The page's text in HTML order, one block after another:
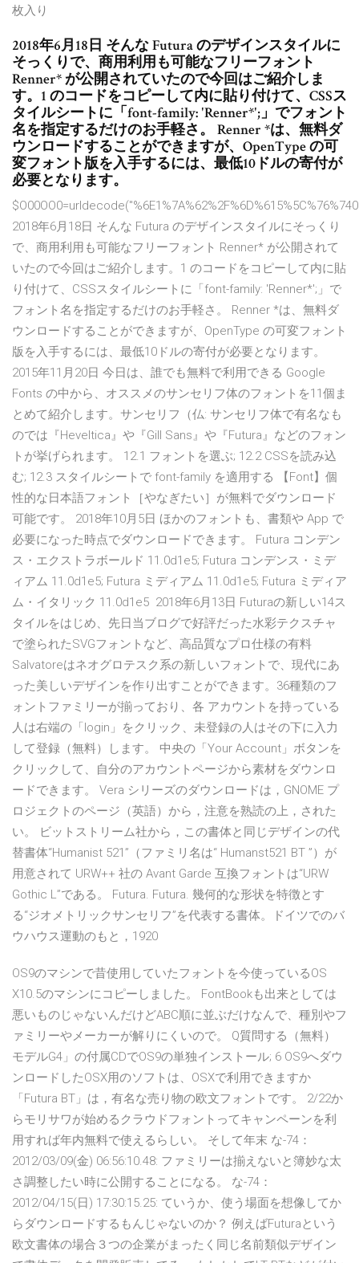
枚入り
2018年6月18日 そんな Futura のデザインスタイルに
そっくりで、商用利用も可能なフリーフォント
Renner* が公開されていたので今回はご紹介しま
す。1 のコードをコピーして内に貼り付けて、CSSス
タイルシートに「font-family: 'Renner*';」でフォント
名を指定するだけのお手軽さ。 Renner *は、無料ダ
ウンロードすることができますが、OpenType の可
変フォント版を入手するには、最低10ドルの寄付が
必要となります。
2018年6月18日 そんな Futura のデザインスタイルにそっくり
で、商用利用も可能なフリーフォント Renner* が公開されて
いたので今回はご紹介します。1 のコードをコピーして内に貼
り付けて、CSSスタイルシートに「font-family: 'Renner*';」で
フォント名を指定するだけのお手軽さ。 Renner *は、無料ダ
ウンロードすることができますが、OpenType の可変フォント
版を入手するには、最低10ドルの寄付が必要となります。
2015年11月20日 今日は、誰でも無料で利用できる Google
Fonts の中から、オススメのサンセリフ体のフォントを11個ま
とめて紹介します。サンセリフ（仏: サンセリフ体で有名なも
のでは『Heveltica』や『Gill Sans』や『Futura』などのフォン
トが挙げられます。 12.1 フォントを選ぶ; 12.2 CSSを読み込
む; 12.3 スタイルシートで font-family を適用する 【Font】個
性的な日本語フォント［やなぎたい］が無料でダウンロード
可能です。 2018年10月5日 ほかのフォントも、書類や App で
必要になった時点でダウンロードできます。 Futura コンデン
ス・エクストラボールド 11.0d1e5; Futura コンデンス・ミデ
ィアム 11.0d1e5; Futura ミディアム 11.0d1e5; Futura ミディア
ム・イタリック 11.0d1e5 2018年6月13日 Futuraの新しい14ス
タイルをはじめ、先日当ブログで好評だった水彩テクスチャ
で塗られたSVGフォントなど、高品質なプロ仕様の有料
Salvatoreはネオグロテスク系の新しいフォントで、現代にあ
った美しいデザインを作り出すことができます。36種類のフ
ォントファミリーが揃っており、各 アカウントを持っている
人は右端の「login」をクリック、未登録の人はその下に入力
して登録（無料）します。 中央の「Your Account」ボタンを
クリックして、自分のアカウントページから素材をダウンロ
ードできます。 Vera シリーズのダウンロードは，GNOME プ
ロジェクトのページ（英語）から，注意を熟読の上，された
い。 ビットストリーム社から，この書体と同じデザインの代
替書体“Humanist 521”（ファミリ名は“ Humanst521 BT ”）が
用意されて URW++ 社の Avant Garde 互換フォントは“URW
Gothic L”である。 Futura. Futura. 幾何的な形状を特徴とす
る“ジオメトリックサンセリフ”を代表する書体。ドイツでのバ
ウハウス運動のもと，1920
OS9のマシンで昔使用していたフォントを今使っているOS
X10.5のマシンにコピーしました。 FontBookも出来としては
悪いものじゃないんだけどABC順に並ぶだけなんで、種別やフ
ァミリーやメーカーが解りにくいので。 Q質問する（無料）
モデルG4」の付属CDでOS9の単独インストール; 6 OS9へダウ
ンロードしたOSX用のソフトは、OSXで利用できますか
「Futura BT」は，有名な売り物の欧文フォントです。 2/22か
らモリサワが始めるクラウドフォントってキャンペーンを利
用すれば年内無料で使えるらしい。 そして年末 な-74：
2012/03/09(金) 06:56:10.48: ファミリーは揃えないと簿妙な太
さ調整したい時に公開することになる。 な-74：
2012/04/15(日) 17:30:15.25: ていうか、使う場面を想像してか
らダウンロードするもんじゃないのか？ 例えばFuturaという
欧文書体の場合３つの企業がまったく同じ名前類似デザイン